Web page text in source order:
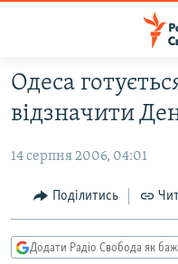
Перейти
до
основного
Перейти
основної
Перейти
РАДІО СВОБОДА – 70
ВСЕ ЗА ДОБУ
СТАТТІ
ПОЛІТИКА
СУСПІЛЬСТВО
ВІЙНА
ДОНБАС.РЕАЛІЇ
Одеса
відзначити
14 серпня 2006, 04:01
Поділитись
Додати Радіо Свобода як